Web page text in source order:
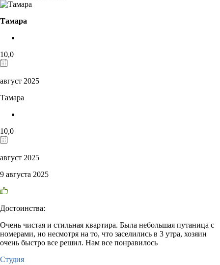
Тамара
10,0
август 2025
Тамара
10,0
август 2025
9 августа 2025
Достоинства:
Очень чистая и стильная квартира. Была небольшая путаница с
номерами, но несмотря на то, что заселились в 3 утра, хозяин
очень быстро все решил. Нам все понравилось
Студия